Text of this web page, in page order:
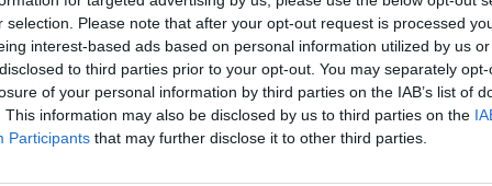
selection. Please note that after your opt-out request is processed
interest-based ads based on personal information utilized by us
to third parties prior to your opt-out. You may separately
of your personal information by third parties on the IAB’s list of
This information may also be disclosed by us to third parties on the
Participants that may further disclose it to other third parties.
medida para los ámbitos en los que perciben
ser espacios en los que los ciudadanos se
beber, han explicado desde la Consejería de